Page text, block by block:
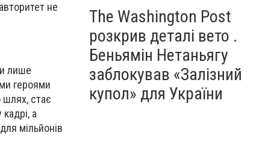
не
лише
героями
шлях, стає
а
мільйонів
The Washington Post
розкрив деталі вето .
Беньямін Нетаньягу
заблокував «Залізний
купол» для України